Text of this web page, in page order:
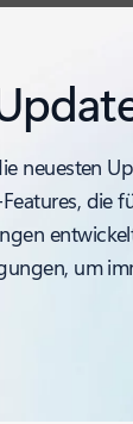
neuesten
die
um